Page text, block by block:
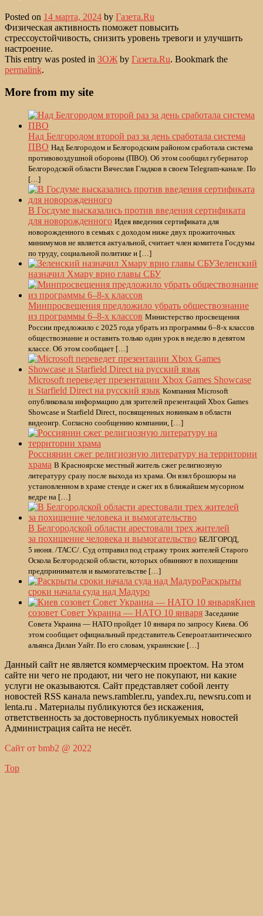
Posted on 14 марта, 2024 by Газета.Ru
Физическая активность поможет повысить
стрессоустойчивость, снизить уровень тревоги и улучшить
настроение.
This entry was posted in ЗОЖ by Газета.Ru. Bookmark the
permalink.
More from my site
Над Белгородом второй раз за день сработала система
ПВО Над Белгородом и Белгородским районом сработала система
противовоздушной обороны (ПВО). Об этом сообщил губернатор
Белгородской области Вячеслав Гладков в своем Telegram-канале. По
[…]
В Госдуме высказались против введения сертификата
для новорожденного Идея введения сертификата для
новорожденного в семьях с доходом ниже двух прожиточных
минимумов не является актуальной, считает член комитета Госдумы
по труду, социальной политике и […]
Зеленский
назначил Хмару врио главы СБУ
Минпросвещения предложило убрать обществознание
из программы 6–8-х классов Министерство просвещения
России предложило с 2025 года убрать из программы 6–8-х классов
обществознание и оставить только один урок в неделю в девятом
классе. Об этом сообщает […]
Microsoft переведет презентации Xbox Games Showcase
и Starfield Direct на русский язык Компания Microsoft
опубликовала информацию для зрителей презентаций Xbox Games
Showcase и Starfield Direct, посвященных новинкам в области
видеоигр. Согласно сообщению компании, […]
Россиянин сжег религиозную литературу на территории
храма В Красноярске местный житель сжег религиозную
литературу сразу после выхода из храма. Он взял брошюры на
установленном в храме стенде и сжег их в ближайшем мусорном
ведре на […]
В Белгородской области арестовали трех жителей
за похищение человека и вымогательство БЕЛГОРОД,
5 июня. /ТАСС/. Суд отправил под стражу троих жителей Старого
Оскола Белгородской области, которых обвиняют в похищении
предпринимателя и вымогательстве […]
Раскрыты
сроки начала суда над Мадуро
Киев
созовет Совет Украина — НАТО 10 января Заседание
Совета Украина — НАТО пройдет 10 января по запросу Киева. Об
этом сообщает официальный представитель Североатлантического
альянса Дилан Уайт. По его словам, украинские […]
Данный сайт не является коммерческим проектом. На этом
сайте ни чего не продают, ни чего не покупают, ни какие
услуги не оказываются. Сайт представляет собой ленту
новостей RSS канала news.rambler.ru, yandex.ru, newsru.com и
lenta.ru . Материалы публикуются без искажения,
ответственность за достоверность публикуемых новостей
Администрация сайта не несёт.
Сайт от bmb2 @ 2022
Top